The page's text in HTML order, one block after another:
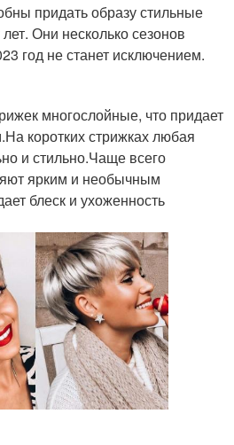
придать образу стильные
лет. Они несколько сезонов
год не станет исключением.
многослойные, что придает
коротких стрижках любая
и стильно.Чаще всего
ярким и необычным
блеск и ухоженность